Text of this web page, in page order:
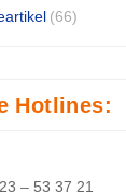
(66)
Hotlines:
– 53 37 21